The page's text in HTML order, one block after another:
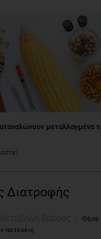
μεταλλαγμένα
Διατροφής
Βάρους
Θέσε
πετύχεις